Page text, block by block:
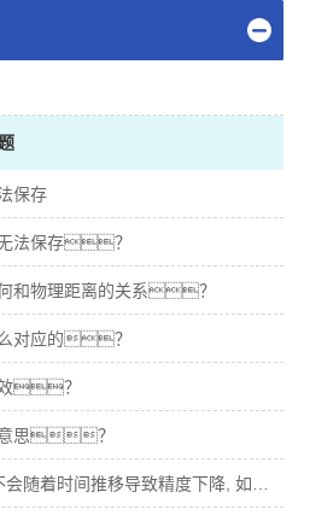
保存
法保存？
和物理距离的关系？
对应的？
效？
意思？
2.7. 相机校准后, 会不会随着时间推移导致精度下降, 如何验证这一点？